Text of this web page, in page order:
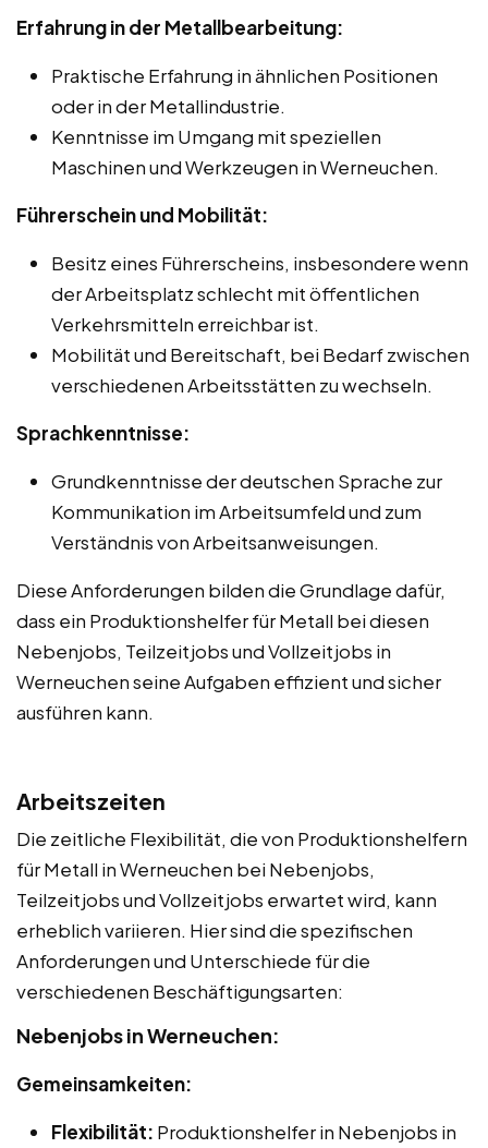
Erfahrung in der Metallbearbeitung:
Praktische Erfahrung in ähnlichen Positionen
oder in der Metallindustrie.
Kenntnisse im Umgang mit speziellen
Maschinen und Werkzeugen in Werneuchen.
Führerschein und Mobilität:
Besitz eines Führerscheins, insbesondere wenn
der Arbeitsplatz schlecht mit öffentlichen
Verkehrsmitteln erreichbar ist.
Mobilität und Bereitschaft, bei Bedarf zwischen
verschiedenen Arbeitsstätten zu wechseln.
Sprachkenntnisse:
Grundkenntnisse der deutschen Sprache zur
Kommunikation im Arbeitsumfeld und zum
Verständnis von Arbeitsanweisungen.
Diese Anforderungen bilden die Grundlage dafür,
dass ein Produktionshelfer für Metall bei diesen
Nebenjobs, Teilzeitjobs und Vollzeitjobs in
Werneuchen seine Aufgaben effizient und sicher
ausführen kann.
Arbeitszeiten
Die zeitliche Flexibilität, die von Produktionshelfern
für Metall in Werneuchen bei Nebenjobs,
Teilzeitjobs und Vollzeitjobs erwartet wird, kann
erheblich variieren. Hier sind die spezifischen
Anforderungen und Unterschiede für die
verschiedenen Beschäftigungsarten:
Nebenjobs in Werneuchen:
Gemeinsamkeiten:
Flexibilität: Produktionshelfer in Nebenjobs in